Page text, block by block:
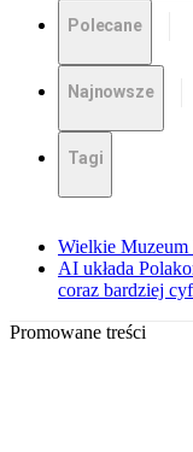
Polecane
Najnowsze
Tagi
Wielkie Muzeum
AI układa
coraz bardziej
Promowane treści